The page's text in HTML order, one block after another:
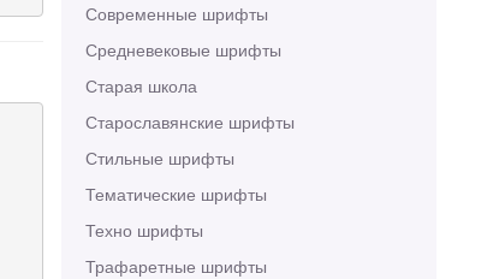
Современные шрифты
Средневековые шрифты
Старая школа
Старославянские шрифты
Стильные шрифты
Тематические шрифты
Техно шрифты
Трафаретные шрифты